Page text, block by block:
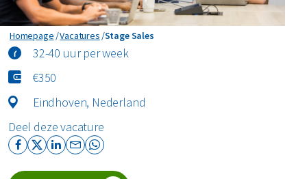
Homepage Vacatures Stage Sales
Stage Sales
32-40 uur per week
€350
Eindhoven, Nederland
Deel deze vacature